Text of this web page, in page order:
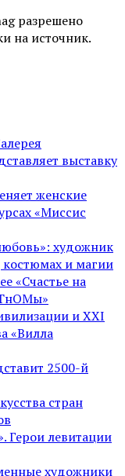
разрешено
на источник.
выставку
женские
«Миссис
художник
и магии
«Счастье на
и ХХI
«Вилла
2500-й
стран
Герои левитации
художники